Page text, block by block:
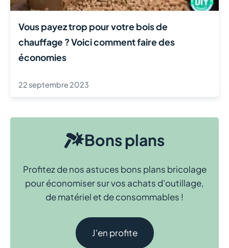
Vous payez trop pour votre bois de
chauffage ? Voici comment faire des
économies
22 septembre 2023
Bons plans
Profitez de nos astuces bons plans bricolage
pour économiser sur vos achats d'outillage,
de matériel et de consommables !
J'en profite